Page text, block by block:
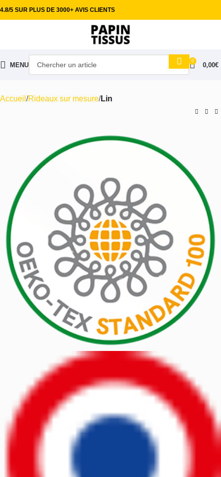
4.8/5 SUR PLUS DE 3000+ AVIS CLIENTS
MENU
0
0,00€
Accueil Rideaux sur mesure Lin